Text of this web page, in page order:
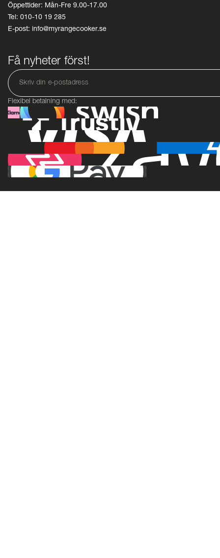
Öppettider: Mån-Fre 9.00-17.00
Tel: 010-10 19 285
E-post: info@myrangecooker.se
Få nyheter först!
Flexibel betalning med: